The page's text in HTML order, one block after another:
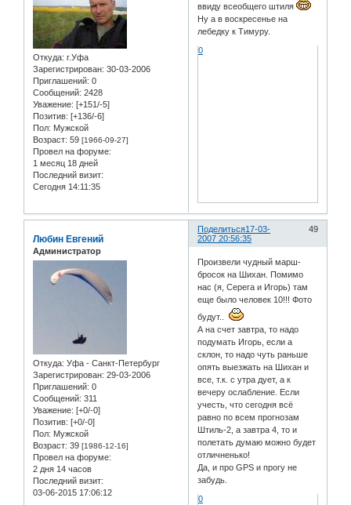
Откуда: г.Уфа
Зарегистрирован: 30-03-2006
Приглашений: 0
Сообщений: 2428
Уважение: [+151/-5]
Позитив: [+136/-6]
Пол: Мужской
Возраст: 59 [1966-09-27]
Провел на форуме:
1 месяц 18 дней
Последний визит:
Сегодня 14:11:35
ввиду всеобщего штиля
Ну а в воскресенье на
лебедку к Тимуру.
0
Поделиться 49
17-03-
2007 20:56:35
Любин Евгений
Администратор
Откуда: Уфа - Санкт-Петербург
Зарегистрирован: 29-03-2006
Приглашений: 0
Сообщений: 311
Уважение: [+0/-0]
Позитив: [+0/-0]
Пол: Мужской
Возраст: 39 [1986-12-16]
Провел на форуме:
2 дня 14 часов
Последний визит:
03-06-2015 17:06:12
Произвели чудный марш-
бросок на Шихан. Помимо
нас (я, Серега и Игорь) там
еще было человек 10!!! Фото
будут..
А на счет завтра, то надо
подумать Игорь, если а
склон, то надо чуть раньше
опять выезжать на Шихан и
все, т.к. с утра дует, а к
вечеру ослабление. Если
учесть, что сегодня всё
равно по всем прогнозам
Штиль-2, а завтра 4, то и
полетать думаю можно будет
отличненько!
Да, и про GPS и прогу не
забудь.
0